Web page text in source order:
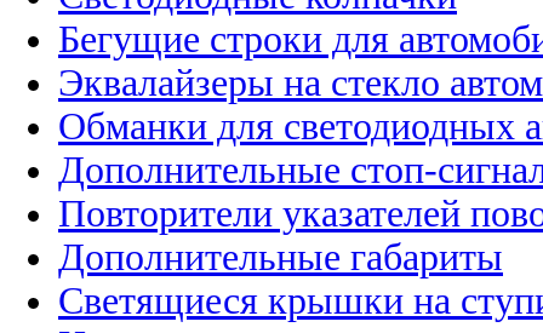
Бегущие строки для
Эквалайзеры на стекло
Обманки для светодиодных
Дополнительные стоп-
Повторители указателей
Дополнительные габариты
Светящиеся крышки на